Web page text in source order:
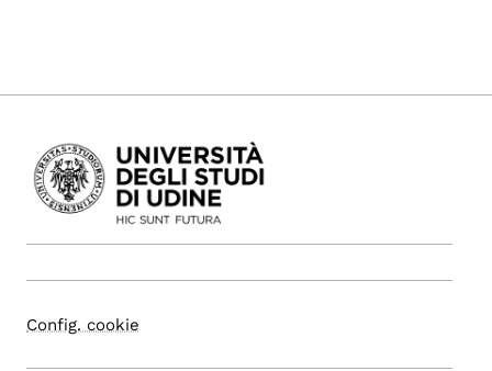
Config. cookie